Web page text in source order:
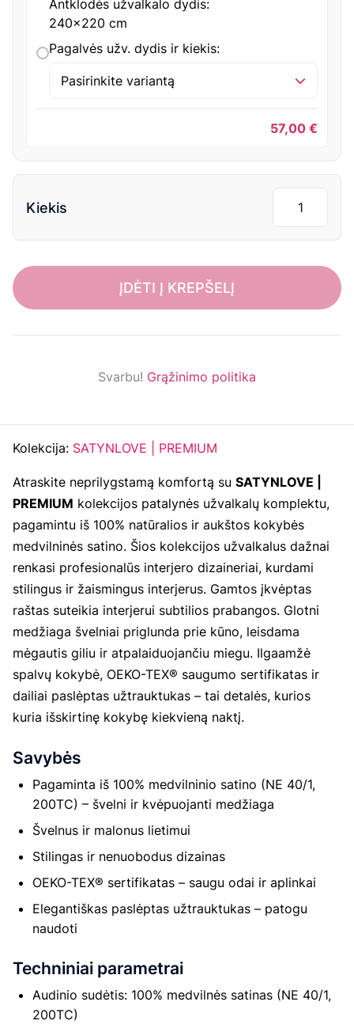
Antklodės užvalkalo dydis:
240x220 cm
Pagalvės užv. dydis ir kiekis:
Pasirinkite variantą
57,00 €
Kiekis
ĮDĖTI Į KREPŠELĮ
Svarbu! Grąžinimo politika
Kolekcija: SATYNLOVE | PREMIUM
Atraskite neprilygstamą komfortą su SATYNLOVE |
PREMIUM kolekcijos patalynės užvalkalų komplektu,
pagamintu iš 100% natūralios ir aukštos kokybės
medvilninės satino. Šios kolekcijos užvalkalus dažnai
renkasi profesionalūs interjero dizaineriai, kurdami
stilingus ir žaismingus interjerus. Gamtos įkvėptas
raštas suteikia interjerui subtilios prabangos. Glotni
medžiaga švelniai priglunda prie kūno, leisdama
mėgautis giliu ir atpalaiduojančiu miegu. Ilgaamžė
spalvų kokybė, OEKO-TEX® saugumo sertifikatas ir
dailiai paslėptas užtrauktukas – tai detalės, kurios
kuria išskirtinę kokybę kiekvieną naktį.
Savybės
Pagaminta iš 100% medvilninio satino (NE 40/1,
200TC) – švelni ir kvėpuojanti medžiaga
Švelnus ir malonus lietimui
Stilingas ir nenuobodus dizainas
OEKO-TEX® sertifikatas – saugu odai ir aplinkai
Elegantiškas paslėptas užtrauktukas – patogu
naudoti
Techniniai parametrai
Audinio sudėtis: 100% medvilnės satinas (NE 40/1,
200TC)